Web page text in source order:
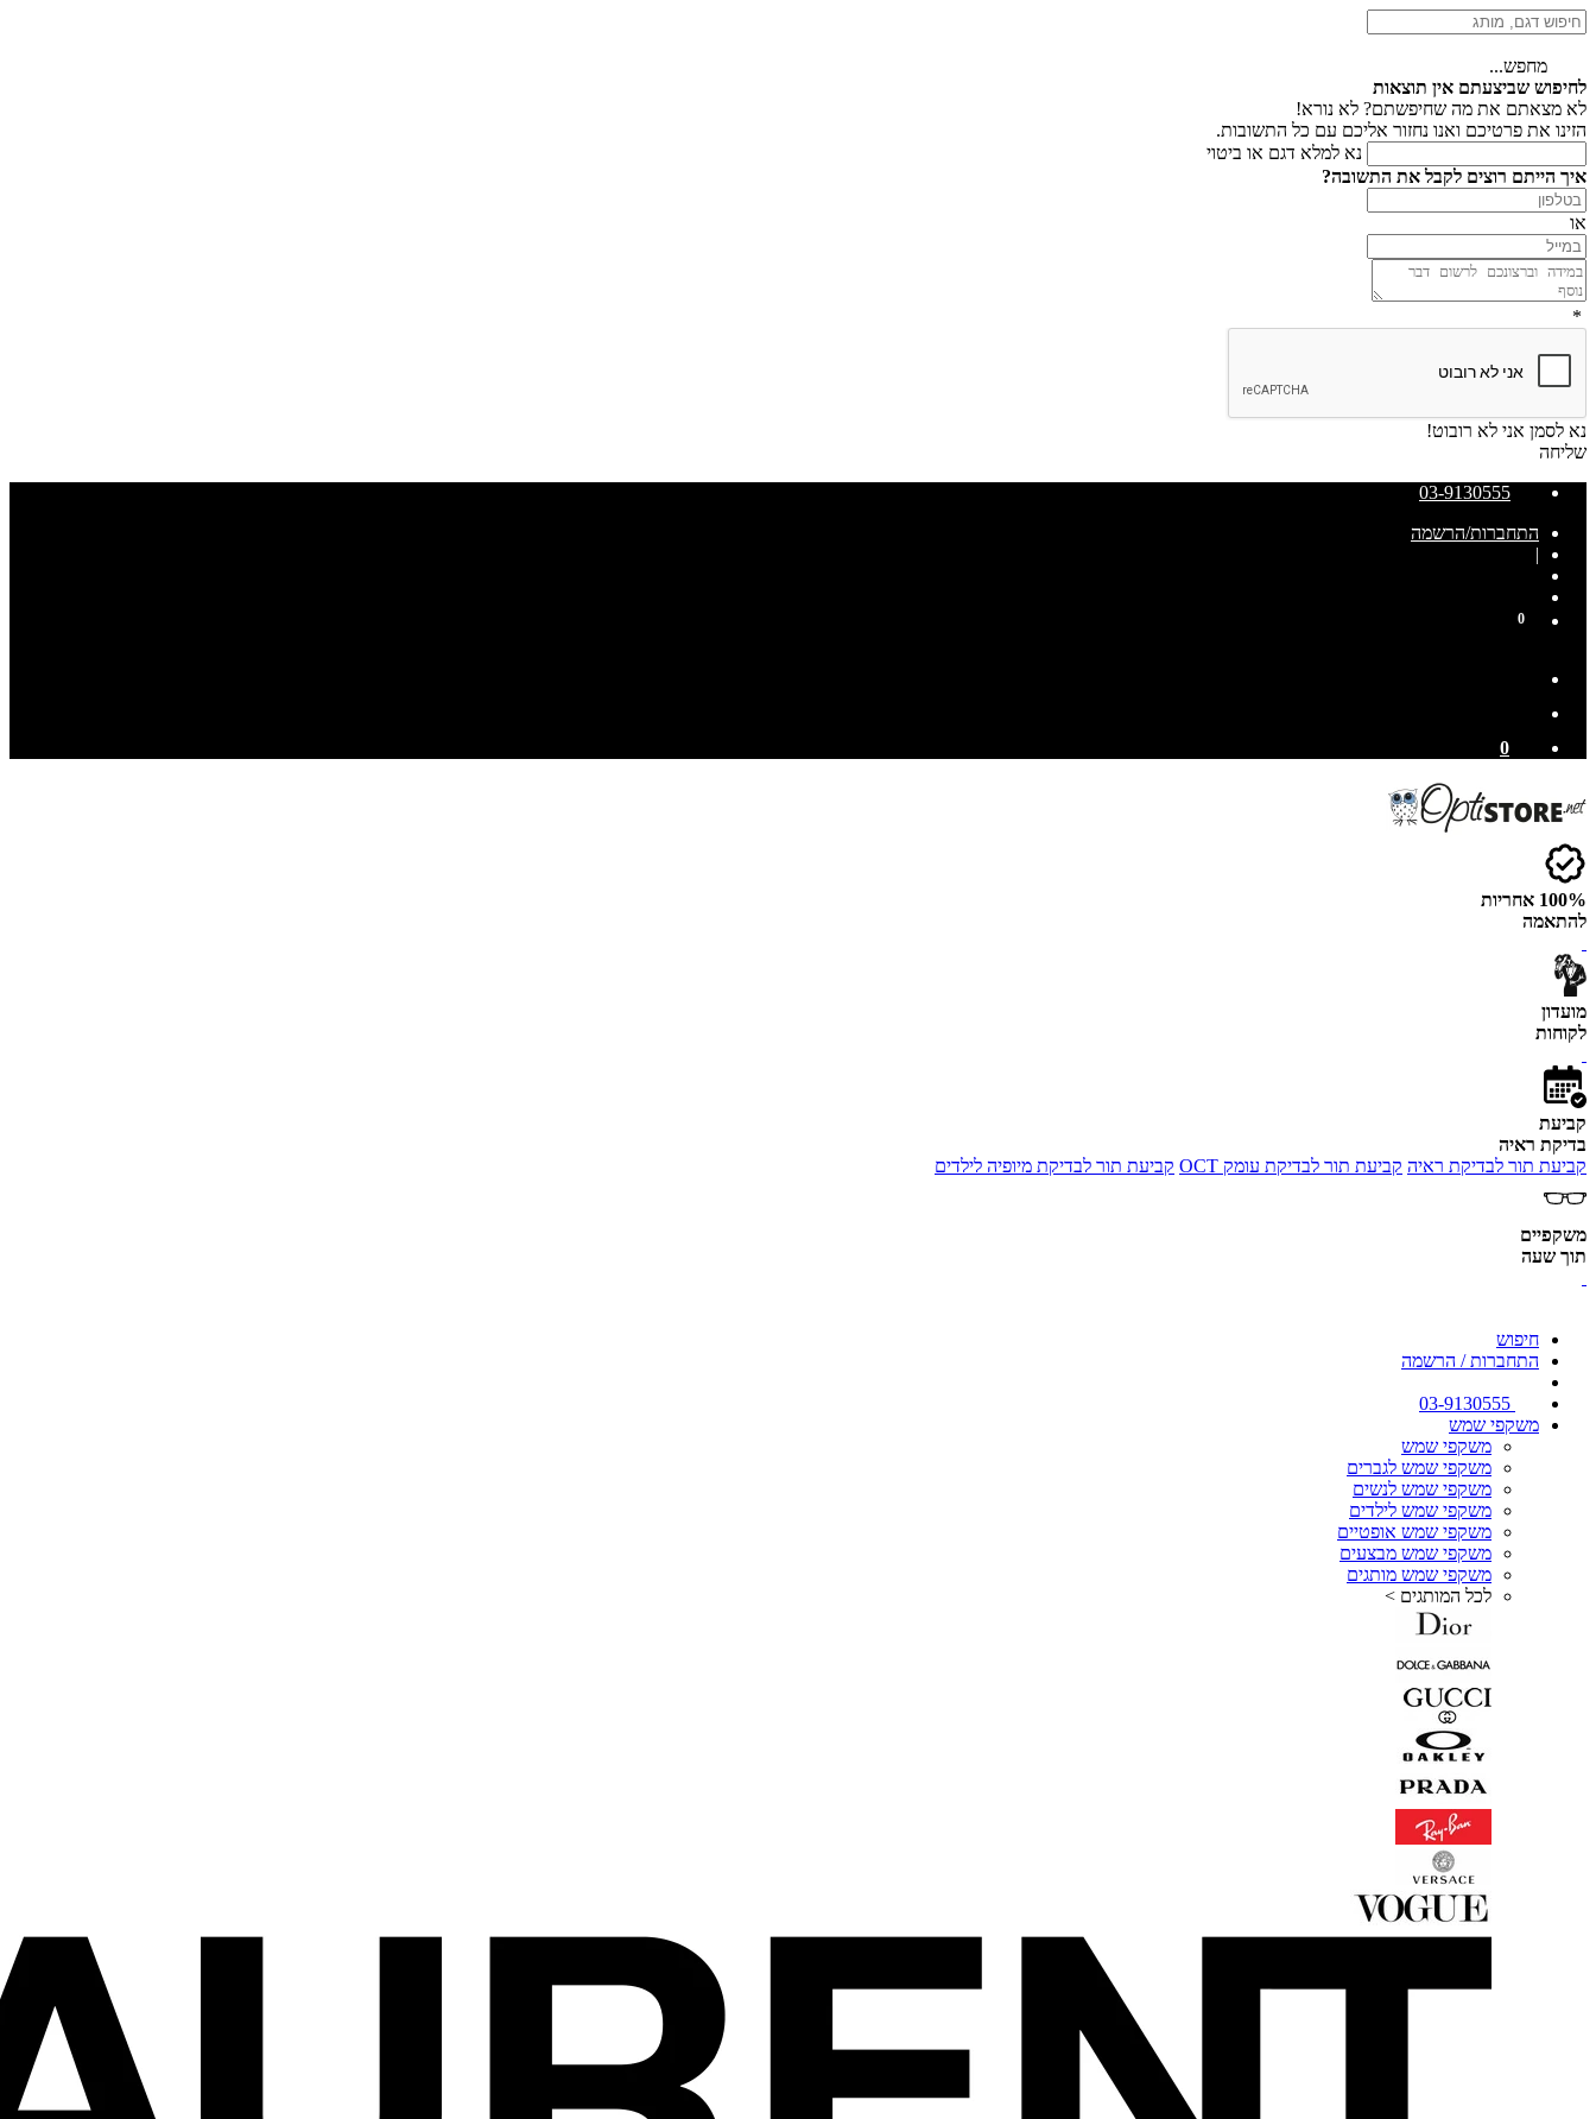
מחפש...
לחיפוש שביצעתם אין תוצאות
לא מצאתם את מה שחיפשתם? לא נורא!
הזינו את פרטיכם ואנו נחזור אליכם עם כל התשובות.
נא למלא דגם או ביטוי
איך הייתם רוצים לקבל את התשובה?
או
*
נא לסמן אני לא רובוט!
שליחה
03-9130555
התחברות/הרשמה
|
0
0
100% אחריות
להתאמה
מועדון
לקוחות
קביעת
בדיקת ראיה
קביעת תור לבדיקת ראיה קביעת תור לבדיקת עומק OCT קביעת תור לבדיקת מיופיה לילדים
משקפיים
תוך שעה
חיפוש
התחברות / הרשמה
משקפי שמש
משקפי שמש
משקפי שמש לגברים
משקפי שמש לנשים
משקפי שמש לילדים
משקפי שמש אופטיים
משקפי שמש מבצעים
משקפי שמש מותגים
לכל המותגים >